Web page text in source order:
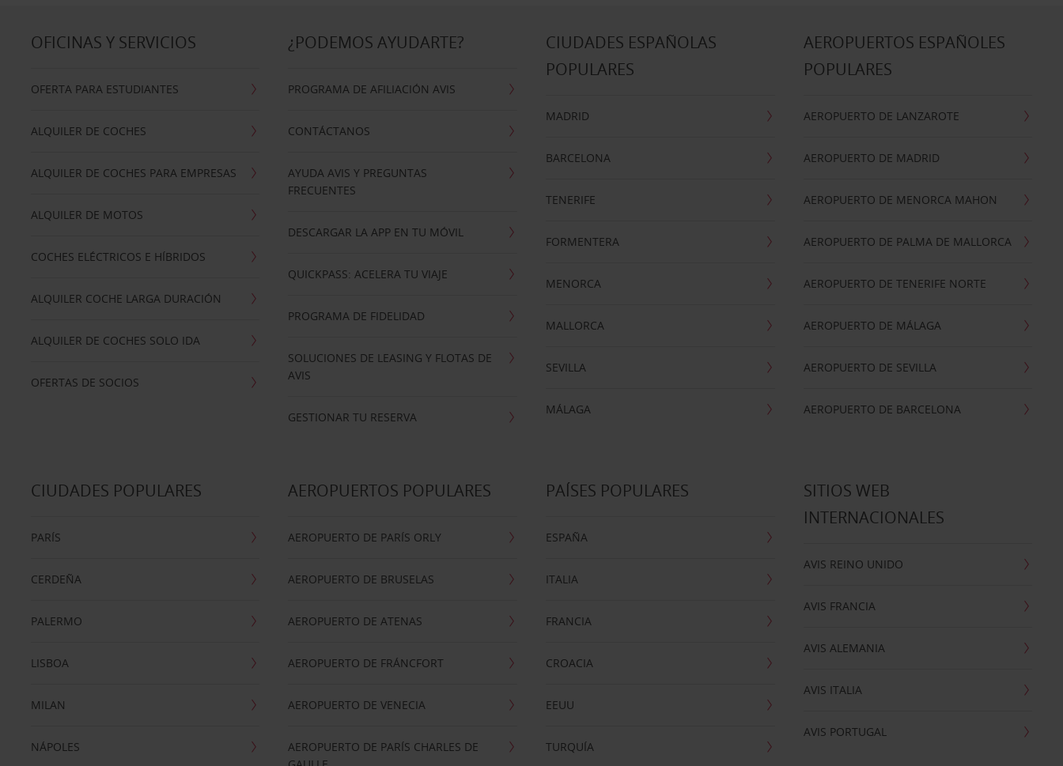
OFICINAS Y SERVICIOS
OFERTA PARA ESTUDIANTES
ALQUILER DE COCHES
ALQUILER DE COCHES PARA EMPRESAS
ALQUILER DE MOTOS
COCHES ELÉCTRICOS E HÍBRIDOS
ALQUILER COCHE LARGA DURACIÓN
ALQUILER DE COCHES SOLO IDA
OFERTAS DE SOCIOS
¿PODEMOS AYUDARTE?
PROGRAMA DE AFILIACIÓN AVIS
CONTÁCTANOS
AYUDA AVIS Y PREGUNTAS
FRECUENTES
DESCARGAR LA APP EN TU MÓVIL
QUICKPASS: ACELERA TU VIAJE
PROGRAMA DE FIDELIDAD
SOLUCIONES DE LEASING Y FLOTAS DE
AVIS
GESTIONAR TU RESERVA
CIUDADES ESPAÑOLAS
POPULARES
MADRID
BARCELONA
TENERIFE
FORMENTERA
MENORCA
MALLORCA
SEVILLA
MÁLAGA
AEROPUERTOS ESPAÑOLES
POPULARES
AEROPUERTO DE LANZAROTE
AEROPUERTO DE MADRID
AEROPUERTO DE MENORCA MAHON
AEROPUERTO DE PALMA DE MALLORCA
AEROPUERTO DE TENERIFE NORTE
AEROPUERTO DE MÁLAGA
AEROPUERTO DE SEVILLA
AEROPUERTO DE BARCELONA
CIUDADES POPULARES
PARÍS
CERDEÑA
PALERMO
LISBOA
MILAN
NÁPOLES
AEROPUERTOS POPULARES
AEROPUERTO DE PARÍS ORLY
AEROPUERTO DE BRUSELAS
AEROPUERTO DE ATENAS
AEROPUERTO DE FRÁNCFORT
AEROPUERTO DE VENECIA
AEROPUERTO DE PARÍS CHARLES DE
PAÍSES POPULARES
ESPAÑA
ITALIA
FRANCIA
CROACIA
EEUU
TURQUÍA
SITIOS WEB
INTERNACIONALES
AVIS REINO UNIDO
AVIS FRANCIA
AVIS ALEMANIA
AVIS ITALIA
AVIS PORTUGAL